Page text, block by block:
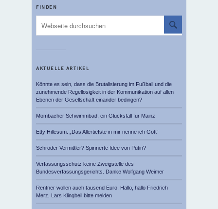
FINDEN
AKTUELLE ARTIKEL
Könnte es sein, dass die Brutalisierung im Fußball und die
zunehmende Regellosigkeit in der Kommunikation auf allen
Ebenen der Gesellschaft einander bedingen?
Mombacher Schwimmbad, ein Glücksfall für Mainz
Etty Hillesum: „Das Allertiefste in mir nenne ich Gott“
Schröder Vermittler? Spinnerte Idee von Putin?
Verfassungsschutz keine Zweigstelle des
Bundesverfassungsgerichts. Danke Wolfgang Weimer
Rentner wollen auch tausend Euro. Hallo, hallo Friedrich
Merz, Lars Klingbeil bitte melden